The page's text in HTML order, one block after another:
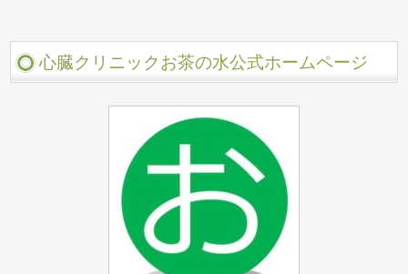
心臓クリニックお茶の水公式ホームページ